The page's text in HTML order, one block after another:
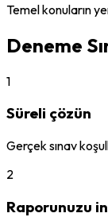
Temel konuların
Deneme
1
Süreli çözün
Gerçek sınav
2
Raporunuzu